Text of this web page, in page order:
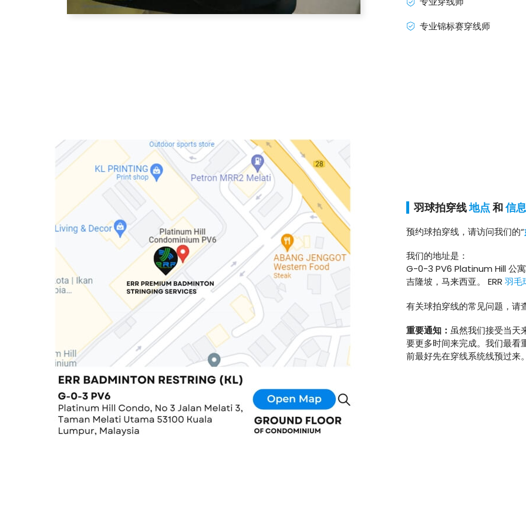
专业锦标赛穿线师
羽球拍穿线地点 和 信息
预约球拍穿线，请访问我们的“
我们的地址是：
G-0-3 PV6 Platinum Hill 公
吉隆坡，马来西亚。 ERR 羽毛
有关球拍穿线的常见问题，请
重要通知： 虽然我们接受当天
要更多时间来完成。我们最看
前最好先在穿线系统线预过来。